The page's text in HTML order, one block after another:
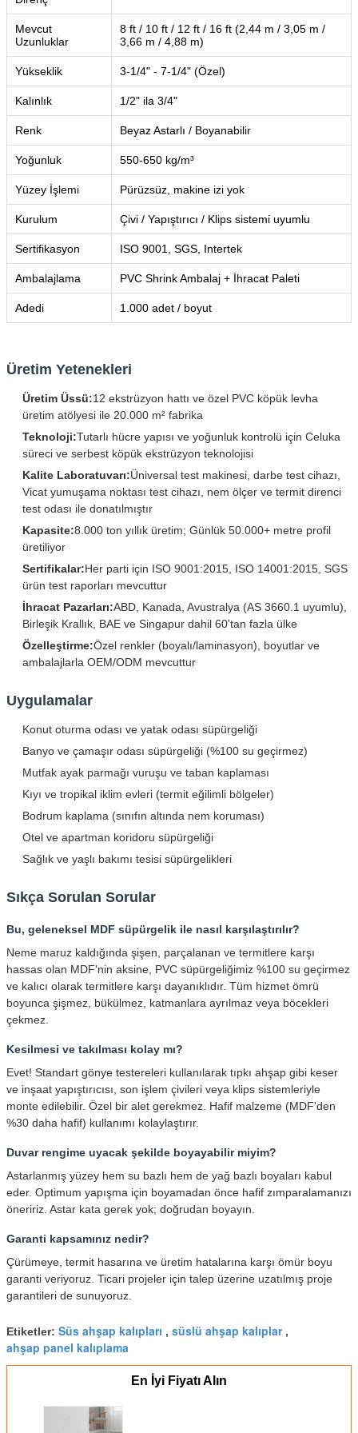
Mevcut
Uzunluklar
8 ft / 10 ft / 12 ft / 16 ft (2,44 m / 3,05 m /
3,66 m / 4,88 m)
Yükseklik 3-1/4" - 7-1/4" (Özel)
Kalınlık 1/2" ila 3/4"
Renk Beyaz Astarlı / Boyanabilir
Yoğunluk 550-650 kg/m³
Yüzey İşlemi Pürüzsüz, makine izi yok
Kurulum Çivi / Yapıştırıcı / Klips sistemi uyumlu
Sertifikasyon ISO 9001, SGS, Intertek
Ambalajlama PVC Shrink Ambalaj + İhracat Paleti
Adedi 1.000 adet / boyut
Üretim Yetenekleri
Üretim Üssü:12 ekstrüzyon hattı ve özel PVC köpük levha
üretim atölyesi ile 20.000 m² fabrika
Teknoloji:Tutarlı hücre yapısı ve yoğunluk kontrolü için Celuka
süreci ve serbest köpük ekstrüzyon teknolojisi
Kalite Laboratuvarı:Üniversal test makinesi, darbe test cihazı,
Vicat yumuşama noktası test cihazı, nem ölçer ve termit direnci
test odası ile donatılmıştır
Kapasite:8.000 ton yıllık üretim; Günlük 50.000+ metre profil
üretiliyor
Sertifikalar:Her parti için ISO 9001:2015, ISO 14001:2015, SGS
ürün test raporları mevcuttur
İhracat Pazarları:ABD, Kanada, Avustralya (AS 3660.1 uyumlu),
Birleşik Krallık, BAE ve Singapur dahil 60'tan fazla ülke
Özelleştirme:Özel renkler (boyalı/laminasyon), boyutlar ve
ambalajlarla OEM/ODM mevcuttur
Uygulamalar
Konut oturma odası ve yatak odası süpürgeliği
Banyo ve çamaşır odası süpürgeliği (%100 su geçirmez)
Mutfak ayak parmağı vuruşu ve taban kaplaması
Kıyı ve tropikal iklim evleri (termit eğilimli bölgeler)
Bodrum kaplama (sınıfın altında nem koruması)
Otel ve apartman koridoru süpürgeliği
Sağlık ve yaşlı bakımı tesisi süpürgelikleri
Sıkça Sorulan Sorular
Bu, geleneksel MDF süpürgelik ile nasıl karşılaştırılır?
Neme maruz kaldığında şişen, parçalanan ve termitlere karşı
hassas olan MDF'nin aksine, PVC süpürgeliğimiz %100 su geçirmez
ve kalıcı olarak termitlere karşı dayanıklıdır. Tüm hizmet ömrü
boyunca şişmez, bükülmez, katmanlara ayrılmaz veya böcekleri
çekmez.
Kesilmesi ve takılması kolay mı?
Evet! Standart gönye testereleri kullanılarak tıpkı ahşap gibi keser
ve inşaat yapıştırıcısı, son işlem çivileri veya klips sistemleriyle
monte edilebilir. Özel bir alet gerekmez. Hafif malzeme (MDF'den
%30 daha hafif) kullanımı kolaylaştırır.
Duvar rengime uyacak şekilde boyayabilir miyim?
Astarlanmış yüzey hem su bazlı hem de yağ bazlı boyaları kabul
eder. Optimum yapışma için boyamadan önce hafif zımparalamanızı
öneririz. Astar kata gerek yok; doğrudan boyayın.
Garanti kapsamınız nedir?
Çürümeye, termit hasarına ve üretim hatalarına karşı ömür boyu
garanti veriyoruz. Ticari projeler için talep üzerine uzatılmış proje
garantileri de sunuyoruz.
Etiketler: Süs ahşap kalıpları , süslü ahşap kalıplar,
ahşap panel kalıplama
En İyi Fiyatı Alın